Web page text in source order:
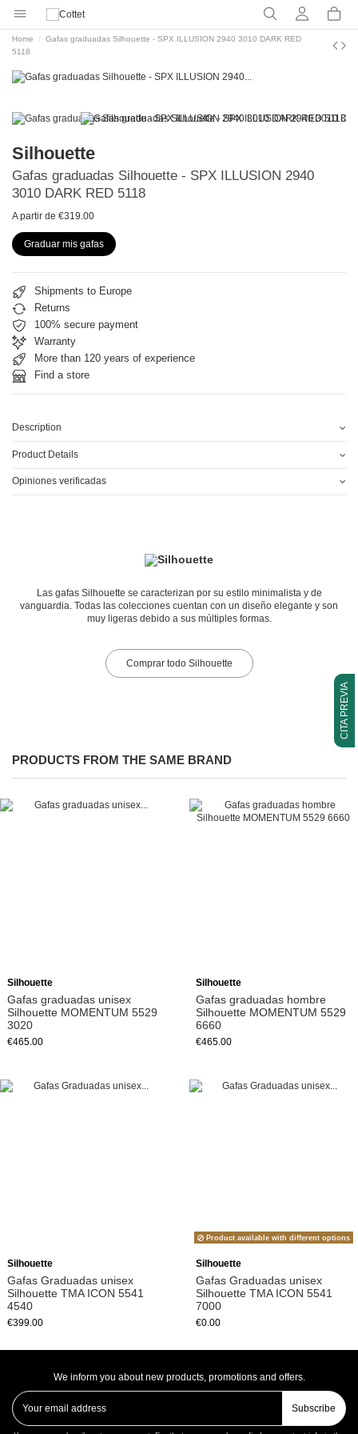
CITA PREVIA
Home
Gafas graduadas Silhouette - SPX ILLUSION 2940 3010 DARK RED
5118
Silhouette
Gafas graduadas Silhouette - SPX ILLUSION 2940
3010 DARK RED 5118
A partir de €319.00
Graduar mis gafas
Shipments to Europe
Returns
100% secure payment
Warranty
More than 120 years of experience
Find a store
Description
Product Details
Opiniones verificadas
Las gafas Silhouette se caracterizan por su estilo minimalista y de
vanguardia. Todas las colecciones cuentan con un diseño elegante y son
muy ligeras debido a sus múltiples formas.
Comprar todo Silhouette
PRODUCTS FROM THE SAME BRAND
Silhouette
Gafas graduadas unisex
Silhouette MOMENTUM 5529
3020
€465.00
Silhouette
Gafas graduadas hombre
Silhouette MOMENTUM 5529
6660
€465.00
Silhouette
Gafas Graduadas unisex
Silhouette TMA ICON 5541
4540
€399.00
Product available with different options
Silhouette
Gafas Graduadas unisex
Silhouette TMA ICON 5541
7000
€0.00
We inform you about new products, promotions and offers.
Subscribe